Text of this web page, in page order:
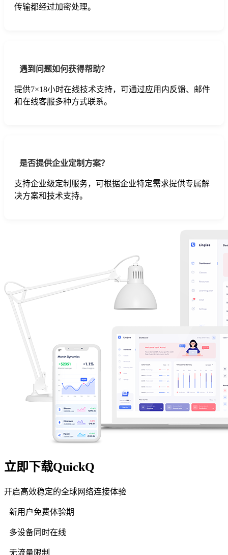
传输都经过加密处理。
遇到问题如何获得帮助？
提供7×18小时在线技术支持，可通过应用内反馈、邮件
和在线客服多种方式联系。
是否提供企业定制方案？
支持企业级定制服务，可根据企业特定需求提供专属解
决方案和技术支持。
立即下载QuickQ
开启高效稳定的全球网络连接体验
新用户免费体验期
多设备同时在线
无流量限制